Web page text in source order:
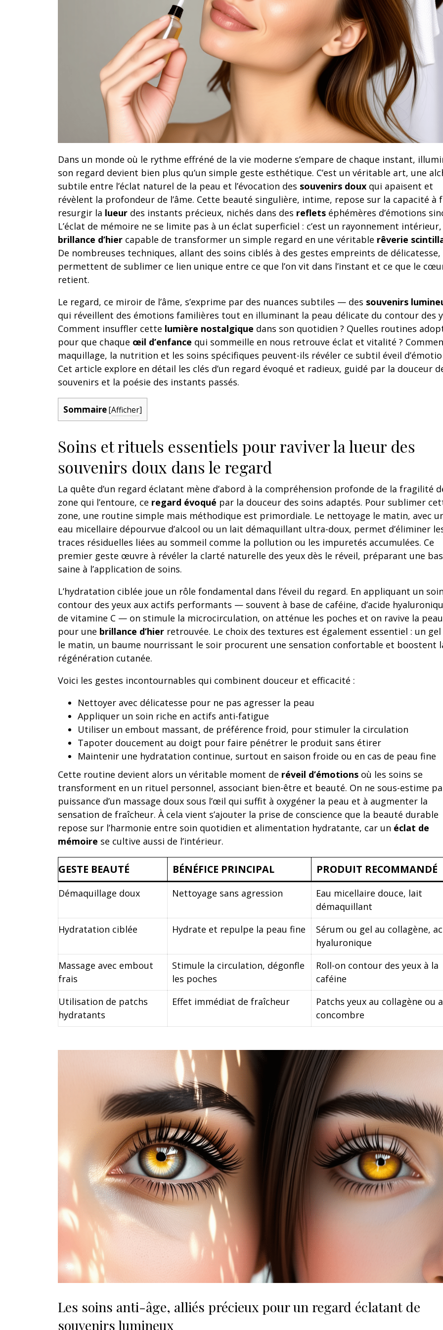
Dans un monde où le rythme effréné de la vie moderne s’empare de chaque instant,
son regard devient bien plus qu’un simple geste esthétique. C’est un véritable art, une
subtile entre l’éclat naturel de la peau et l’évocation des souvenirs doux qui apaisent et
révèlent la profondeur de l’âme. Cette beauté singulière, intime, repose sur la capacité à
resurgir la lueur des instants précieux, nichés dans des reflets éphémères d’émotions
L’éclat de mémoire ne se limite pas à un éclat superficiel : c’est un rayonnement
brillance d’hier capable de transformer un simple regard en une véritable rêverie
De nombreuses techniques, allant des soins ciblés à des gestes empreints de délicatesse,
permettent de sublimer ce lien unique entre ce que l’on vit dans l’instant et ce que le
retient.
Le regard, ce miroir de l’âme, s’exprime par des nuances subtiles — des souvenirs
qui réveillent des émotions familières tout en illuminant la peau délicate du contour des
Comment insuffler cette lumière nostalgique dans son quotidien ? Quelles routines
pour que chaque œil d’enfance qui sommeille en nous retrouve éclat et vitalité ?
maquillage, la nutrition et les soins spécifiques peuvent-ils révéler ce subtil éveil
Cet article explore en détail les clés d’un regard évoqué et radieux, guidé par la douceur
souvenirs et la poésie des instants passés.
Sommaire[Afficher]
Soins et rituels essentiels pour raviver la lueur des
souvenirs doux dans le regard
La quête d’un regard éclatant mène d’abord à la compréhension profonde de la fragilité
zone qui l’entoure, ce regard évoqué par la douceur des soins adaptés. Pour sublimer
zone, une routine simple mais méthodique est primordiale. Le nettoyage le matin, avec
eau micellaire dépourvue d’alcool ou un lait démaquillant ultra-doux, permet d’éliminer
traces résiduelles liées au sommeil comme la pollution ou les impuretés accumulées. Ce
premier geste œuvre à révéler la clarté naturelle des yeux dès le réveil, préparant une
saine à l’application de soins.
L’hydratation ciblée joue un rôle fondamental dans l’éveil du regard. En appliquant un
contour des yeux aux actifs performants — souvent à base de caféine, d’acide
de vitamine C — on stimule la microcirculation, on atténue les poches et on ravive la peau
pour une brillance d’hier retrouvée. Le choix des textures est également essentiel : un
le matin, un baume nourrissant le soir procurent une sensation confortable et boostent
régénération cutanée.
Voici les gestes incontournables qui combinent douceur et efficacité :
Nettoyer avec délicatesse pour ne pas agresser la peau
Appliquer un soin riche en actifs anti-fatigue
Utiliser un embout massant, de préférence froid, pour stimuler la circulation
Tapoter doucement au doigt pour faire pénétrer le produit sans étirer
Maintenir une hydratation continue, surtout en saison froide ou en cas de peau fine
Cette routine devient alors un véritable moment de réveil d’émotions où les soins se
transforment en un rituel personnel, associant bien-être et beauté. On ne sous-estime
puissance d’un massage doux sous l’œil qui suffit à oxygéner la peau et à augmenter la
sensation de fraîcheur. À cela vient s’ajouter la prise de conscience que la beauté durable
repose sur l’harmonie entre soin quotidien et alimentation hydratante, car un éclat de
mémoire se cultive aussi de l’intérieur.
GESTE BEAUTÉ BÉNÉFICE PRINCIPAL PRODUIT RECOMMANDÉ
Démaquillage doux Nettoyage sans agression
Eau micellaire douce, lait
démaquillant
Hydratation ciblée
Hydrate et repulpe la peau fine
Sérum ou gel au collagène,
hyaluronique
Massage avec embout
frais
Stimule la circulation, dégonfle
les poches
Roll-on contour des yeux à la
caféine
Utilisation de patchs
hydratants
Effet immédiat de fraîcheur
Patchs yeux au collagène ou
concombre
Les soins anti-âge, alliés précieux pour un regard éclatant de
souvenirs lumineux